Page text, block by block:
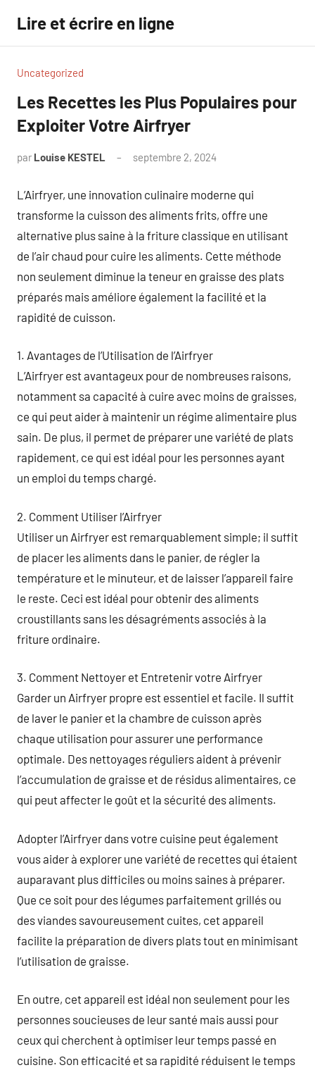
contenu
Lire et écrire en ligne
Uncategorized
Les Recettes les Plus Populaires pour
Exploiter Votre Airfryer
par Louise KESTEL septembre 2, 2024
L’Airfryer, une innovation culinaire moderne qui
transforme la cuisson des aliments frits, offre une
alternative plus saine à la friture classique en utilisant
de l’air chaud pour cuire les aliments. Cette méthode
non seulement diminue la teneur en graisse des plats
préparés mais améliore également la facilité et la
rapidité de cuisson.
1. Avantages de l’Utilisation de l’Airfryer
L’Airfryer est avantageux pour de nombreuses raisons,
notamment sa capacité à cuire avec moins de graisses,
ce qui peut aider à maintenir un régime alimentaire plus
sain. De plus, il permet de préparer une variété de plats
rapidement, ce qui est idéal pour les personnes ayant
un emploi du temps chargé.
2. Comment Utiliser l’Airfryer
Utiliser un Airfryer est remarquablement simple; il suffit
de placer les aliments dans le panier, de régler la
température et le minuteur, et de laisser l’appareil faire
le reste. Ceci est idéal pour obtenir des aliments
croustillants sans les désagréments associés à la
friture ordinaire.
3. Comment Nettoyer et Entretenir votre Airfryer
Garder un Airfryer propre est essentiel et facile. Il suffit
de laver le panier et la chambre de cuisson après
chaque utilisation pour assurer une performance
optimale. Des nettoyages réguliers aident à prévenir
l’accumulation de graisse et de résidus alimentaires, ce
qui peut affecter le goût et la sécurité des aliments.
Adopter l’Airfryer dans votre cuisine peut également
vous aider à explorer une variété de recettes qui étaient
auparavant plus difficiles ou moins saines à préparer.
Que ce soit pour des légumes parfaitement grillés ou
des viandes savoureusement cuites, cet appareil
facilite la préparation de divers plats tout en minimisant
l’utilisation de graisse.
En outre, cet appareil est idéal non seulement pour les
personnes soucieuses de leur santé mais aussi pour
ceux qui cherchent à optimiser leur temps passé en
cuisine. Son efficacité et sa rapidité réduisent le temps